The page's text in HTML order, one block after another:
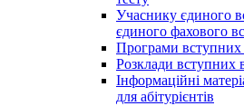
Учаснику єдиного
єдиного фахового
Програми вступних
Розклади вступних
Інформаційні
для абітурієнтів